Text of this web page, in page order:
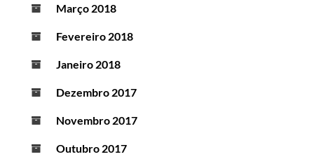
Março 2018
Fevereiro 2018
Janeiro 2018
Dezembro 2017
Novembro 2017
Outubro 2017